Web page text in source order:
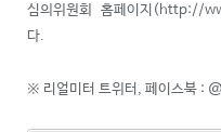
심의위원회 홈페이지(http://
다.
※ 리얼미터 트위터, 페이스북 :